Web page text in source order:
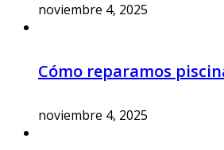
noviembre 4, 2025
Cómo reparamos
noviembre 4, 2025